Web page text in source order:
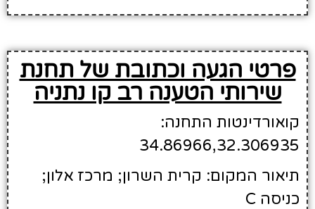
פרטי הגעה וכתובת של תחנת
שירותי הטענה רב קו נתניה
קואורדינטות התחנה:
34.86966,32.306935
תיאור המקום: קרית השרון; מרכז אלון;
כניסה C